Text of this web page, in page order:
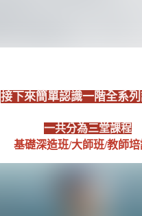
接下來簡單認識一階全系列
一共分為三堂課程
基礎深造班/大師班/教師